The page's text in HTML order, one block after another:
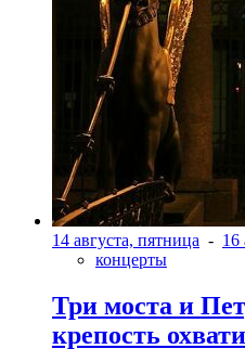
14 августа, пятница - 16
концерты
Три моста и
крепость